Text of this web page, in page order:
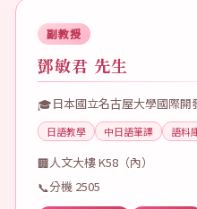
副教授
鄧敏君 先生
🎓日本國立名古屋大學國際開
日語教學 中日語筆譯 語料
🏢人文大樓 K58（內）
📞分機 2505